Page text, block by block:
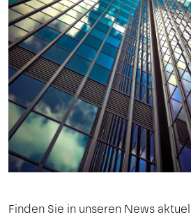
Finden Sie in unseren News